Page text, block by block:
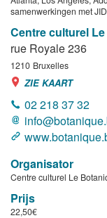
samenwerkingen met
Centre culturel
rue Royale 236
1210 Bruxelles
ZIE KAART
02 218 37 32
Organisator
Centre culturel Le
Prijs
22,50€